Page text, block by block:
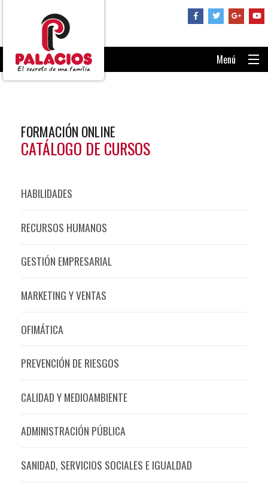
Menú
RECUPERAR CONTRASEÑA
CATÁLOGO DE CURSOS
FORMACIÓN ONLINE
HABILIDADES
RECURSOS HUMANOS
GESTIÓN EMPRESARIAL
MARKETING Y VENTAS
OFIMÁTICA
PREVENCIÓN DE RIESGOS
CALIDAD Y MEDIOAMBIENTE
ADMINISTRACIÓN PÚBLICA
SANIDAD, SERVICIOS SOCIALES E IGUALDAD